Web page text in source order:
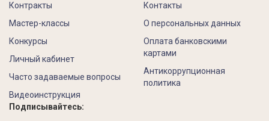
Контракты
Контакты
Мастер-классы
Конкурсы
Личный кабинет
Часто задаваемые вопросы
Видеоинструкция
О персональных данных
Оплата банковскими
картами
Антикоррупционная
политика
Подписывайтесь: